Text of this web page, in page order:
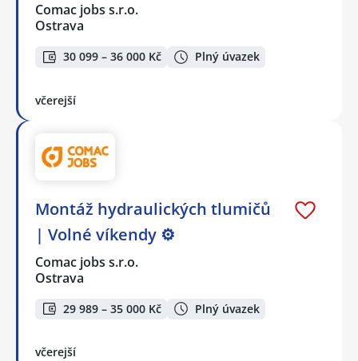
Comac jobs s.r.o.
Ostrava
30 099 – 36 000 Kč Plný úvazek
včerejší
Montáž hydraulických tlumičů
| Volné víkendy ⚙️
Comac jobs s.r.o.
Ostrava
29 989 – 35 000 Kč Plný úvazek
včerejší